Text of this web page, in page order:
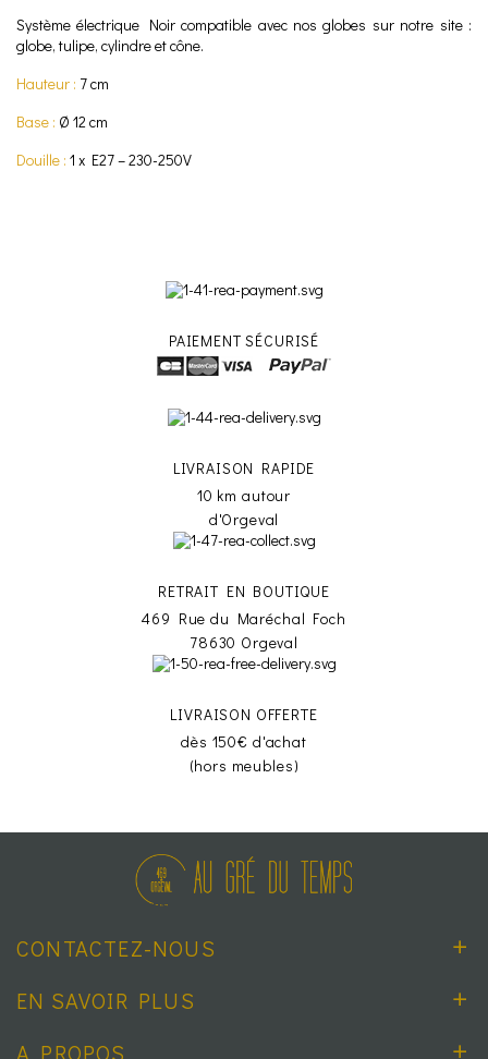
Système électrique Noir compatible avec nos globes sur notre site :
globe, tulipe, cylindre et cône.
Hauteur : 7 cm
Base : Ø 12 cm
Douille : 1 x E27 – 230-250V
PAIEMENT SÉCURISÉ
LIVRAISON RAPIDE
10 km autour
d'Orgeval
RETRAIT EN BOUTIQUE
469 Rue du Maréchal Foch
78630 Orgeval
LIVRAISON OFFERTE
dès 150€ d'achat
(hors meubles)
CONTACTEZ-NOUS
EN SAVOIR PLUS
A PROPOS